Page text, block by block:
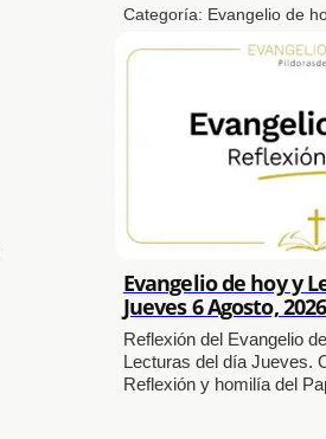
Categoría: Evangelio de
Evangelio de hoy y
Jueves 6 Agosto, 2026
Reflexión del Evangelio
Lecturas del día Jueves.
Reflexión y homilía del